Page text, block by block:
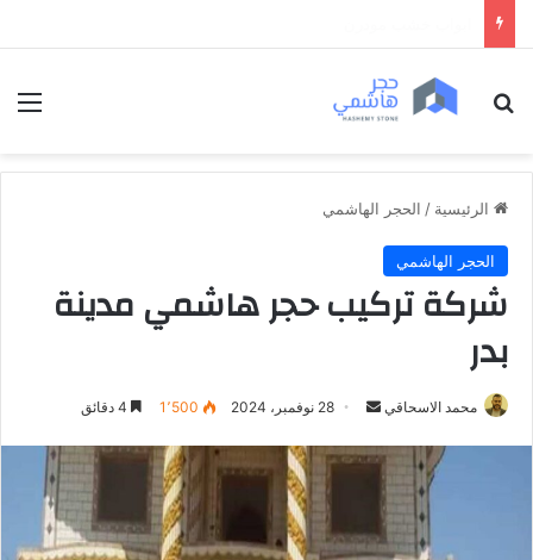
بحث عن
الرئيسية / الحجر الهاشمي
الحجر الهاشمي
شركة تركيب حجر هاشمي مدينة
بدر
محمد الاسحاقي
س
ر
28 نوفمبر، 2024 1٬500